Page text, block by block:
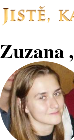
Zuzana